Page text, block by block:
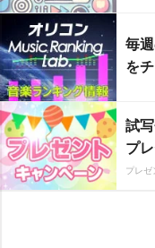
毎
を
試
プ
プレゼ